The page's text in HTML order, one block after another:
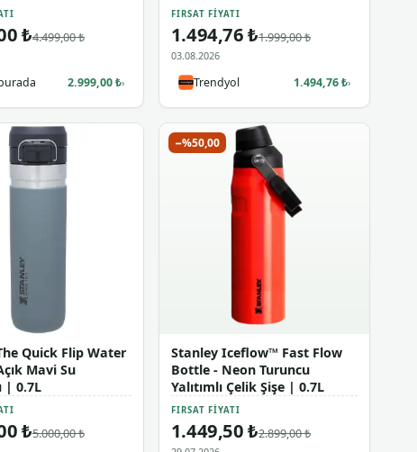
₺4.499,00 ₺
2.999,00 ₺›
FIRSAT FIYATI
1.494,76 ₺1.999,00 ₺
03.08.2026
Trendyol 1.494,76 ₺›
Quick Flip Water
Mavi Su
| 0.7L
₺5.000,00 ₺
−%50,00
Stanley Iceflow™ Fast Flow
Bottle - Neon Turuncu
Yalıtımlı Çelik Şişe | 0.7L
FIRSAT FIYATI
1.449,50 ₺2.899,00 ₺